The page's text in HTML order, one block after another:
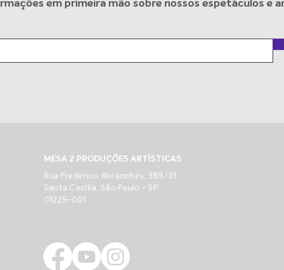
em primeira mão sobre nossos espetáculos e
MESA 2 PRODUÇÕES ARTÍSTICAS
Rua Frederico Abranches, 389/31
Santa Cecília, São Paulo - SP
01225-001